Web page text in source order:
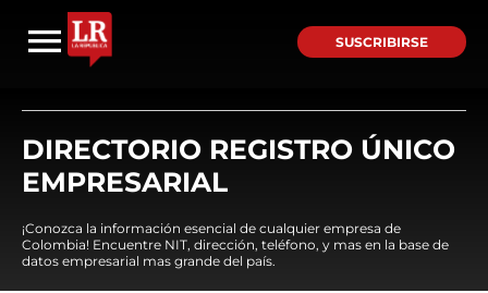
SUSCRIBIRSE
DIRECTORIO REGISTRO ÚNICO
EMPRESARIAL
¡Conozca la información esencial de cualquier empresa de
Colombia! Encuentre NIT, dirección, teléfono, y mas en la base de
datos empresarial mas grande del país.